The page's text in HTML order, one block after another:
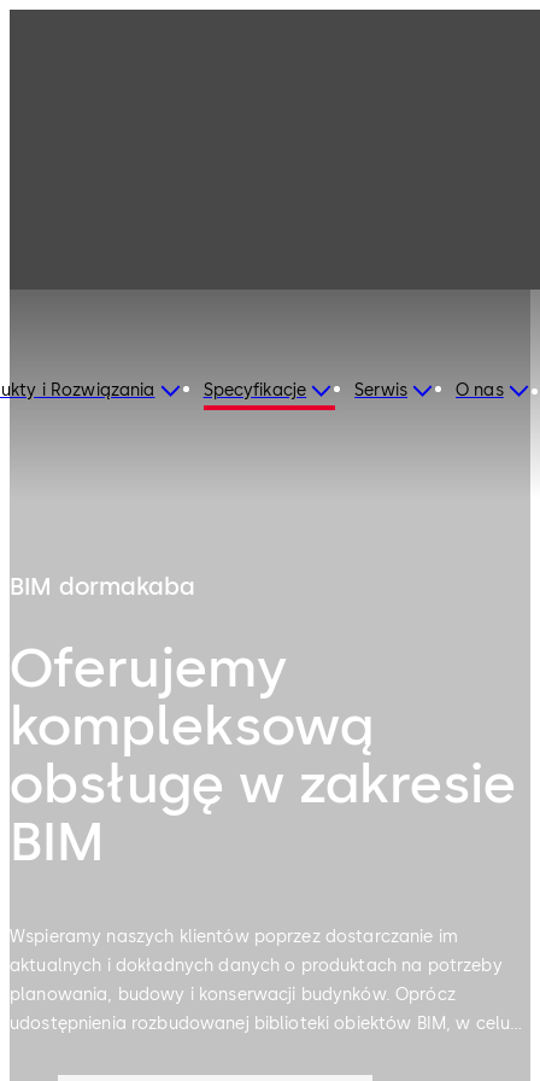
i Rozwiązania Specyfikacje Serwis O nas
BIM dormakaba
Oferujemy
kompleksową
obsługę w zakresie
BIM
Wspieramy naszych klientów poprzez dostarczanie im
aktualnych i dokładnych danych o produktach na potrzeby
planowania, budowy i konserwacji budynków. Oprócz
udostępnienia rozbudowanej biblioteki obiektów BIM, w celu